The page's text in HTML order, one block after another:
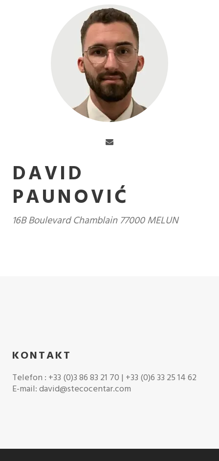
DAVID
PAUNOVIĆ
16B Boulevard Chamblain 77000 MELUN
KONTAKT
Telefon : +33 (0)3 86 83 21 70 | +33 (0)6 33 25 14 62
E-mail: david@stecocentar.com